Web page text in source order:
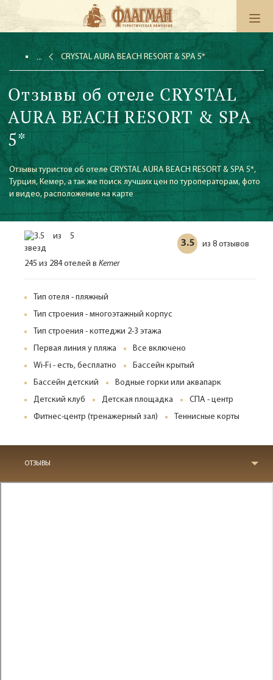
CRYSTAL AURA BEACH RESORT & SPA 5*
Отзывы об отеле CRYSTAL
AURA BEACH RESORT & SPA
5*
Отзывы туристов об отеле CRYSTAL AURA BEACH RESORT & SPA 5*,
Турция, Кемер, а так же поиск лучших цен по туроператорам, фото
и видео, расположение на карте
3.5 из 8 отзывов
245 из 284 отелей в Kemer
Тип отеля - пляжный
Тип строения - многоэтажный корпус
Тип строения - коттеджи 2-3 этажа
Первая линия у пляжа
Все включено
Wi-Fi - есть, бесплатно
Бассейн крытый
Бассейн детский
Водные горки или аквапарк
Детский клуб
Детская площадка
СПА - центр
Фитнес-центр (тренажерный зал)
Теннисные корты
ОТЗЫВЫ